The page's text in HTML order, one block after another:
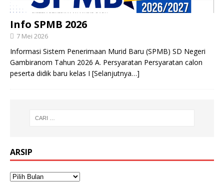
Info SPMB 2026
7 Mei 2026
Informasi Sistem Penerimaan Murid Baru (SPMB) SD Negeri
Gambiranom Tahun 2026 A. Persyaratan Persyaratan calon
peserta didik baru kelas I [Selanjutnya…]
ARSIP